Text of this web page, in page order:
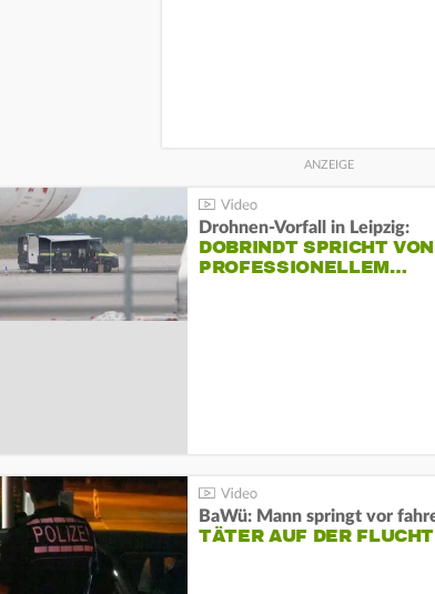
Drohnen-Vorfall in Leipzig:
DOBRINDT SPRICHT VON
PROFESSIONELLEM…
TÄTER AUF DER FLUCHT